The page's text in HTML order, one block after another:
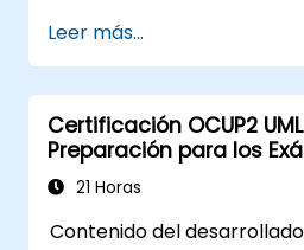
Leer más...
Certificación OCUP2
Preparación para los
21 Horas
Contenido del